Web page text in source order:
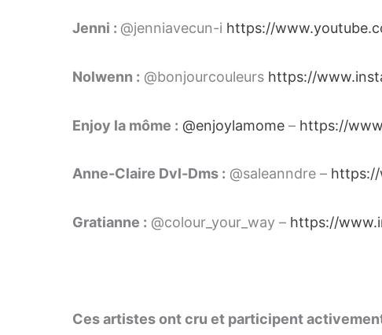
Jenni : @jenniavecun-i https://
Nolwenn : @bonjourcouleurs https://
Enjoy la môme : @enjoylamome – https://
Anne-Claire Dvl-Dms : @saleanndre – https://
Gratianne : @colour_your_way – https://
Ces artistes ont cru et participent